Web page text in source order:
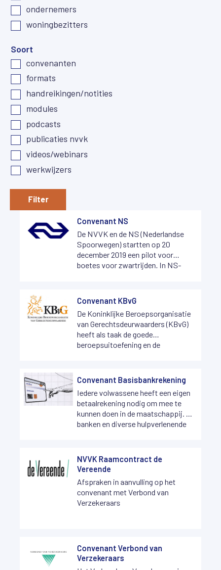
ondernemers
woningbezitters
Soort
convenanten
formats
handreikingen/notities
modules
podcasts
publicaties nvvk
videos/webinars
werkwijzers
Filter
Convenant NS
De NVVK en de NS (Nederlandse
Spoorwegen) startten op 20
december 2019 een pilot voor
boetes voor zwartrijden. In NS-
Convenant KBvG
De Koninklijke Beroepsorganisatie
van Gerechtsdeurwaarders (KBvG)
heeft als taak de goede
beroepsuitoefening en de
vastgelegd in de
Gerechtsdeurwaarderswet.
Convenant Basisbankrekening
Iedere volwassene heeft een eigen
betaalrekening nodig om mee te
kunnen doen in de maatschappij. De
banken en diverse hulpverlenende
Nederland, ouder dan 18 jaar een
betaalrekening moet kunnen
NVVK Raamcontract de
Vereende
Afspraken in aanvulling op het
convenant met Verbond van
Verzekeraars
Convenant Verbond van
Verzekeraars